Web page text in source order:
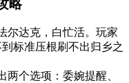
略
尔达克，白忙活。玩家
标准压根刷不出归乡之
两个选项：委婉提醒、